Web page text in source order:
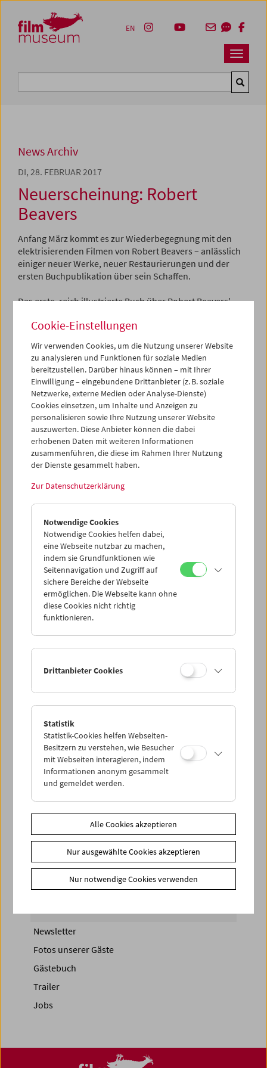
Zum Inhalt
Zum Hauptmenü
Zur Servicenavigation
Zum Suche
Navbar
EN
News Archiv
DI, 28. FEBRUAR 2017
Neuerscheinung: Robert
Beavers
Anfang März kommt es zur Wiederbegegnung mit den
elektrisierenden Filmen von Robert Beavers – anlässlich
einiger neuer Werke, neuer Restaurierungen und der
ersten Buchpublikation über sein Schaffen.
Das erste, reich illustrierte Buch über Robert Beavers'
zahlreiche Essays – von Ute Aurand, Robert Beavers, Don
Macgillivray, Gregory Markopoulos, Ricardo Matos Cabo,
Jonas Mekas, René Micha, Susan Oxtoby, P. Adams Sitney,
Erik Ulman und der Herausgeberin Rebekah Rutkoff –
sowie Beavers' eigene poetisch-philosophische Schriften
über die Kunst des persönlichenFilmemachens.
Am 8. und 9. März ist das Buch im Filmmuseum zum
Vorzugspreis von Euro 16,- erhältlich, danach um Euro 22,-.
Shop| Programm
< zurück zur Übersicht
News
Newsletter
Fotos unserer Gäste
Gästebuch
Trailer
Jobs
Cookie-Einstellungen
Wir verwenden Cookies, um die Nutzung unserer Website
zu analysieren und Funktionen für soziale Medien
bereitzustellen. Darüber hinaus können – mit Ihrer
Einwilligung – eingebundene Drittanbieter (z. B. soziale
Netzwerke, externe Medien oder Analyse-Dienste)
Cookies einsetzen, um Inhalte und Anzeigen zu
personalisieren sowie Ihre Nutzung unserer Website
auszuwerten. Diese Anbieter können die dabei
erhobenen Daten mit weiteren Informationen
zusammenführen, die diese im Rahmen Ihrer Nutzung
der Dienste gesammelt haben.
Zur Datenschutzerklärung
Notwendige Cookies
Notwendige Cookies helfen dabei,
eine Webseite nutzbar zu machen,
indem sie Grundfunktionen wie
Seitennavigation und Zugriff auf
sichere Bereiche der Webseite
ermöglichen. Die Webseite kann ohne
diese Cookies nicht richtig
funktionieren.
Drittanbieter Cookies
Statistik
Statistik-Cookies helfen Webseiten-
Besitzern zu verstehen, wie Besucher
mit Webseiten interagieren, indem
Informationen anonym gesammelt
und gemeldet werden.
Alle Cookies akzeptieren
Nur ausgewählte Cookies akzeptieren
Nur notwendige Cookies verwenden